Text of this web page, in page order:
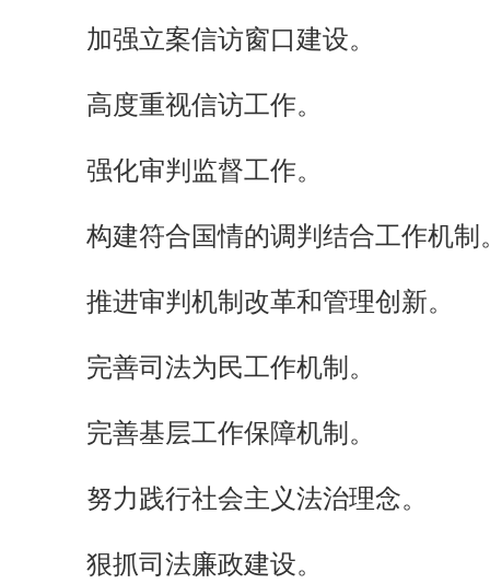
加强立案信访窗口建设。
高度重视信访工作。
强化审判监督工作。
构建符合国情的调判结合工作机制
推进审判机制改革和管理创新。
完善司法为民工作机制。
完善基层工作保障机制。
努力践行社会主义法治理念。
狠抓司法廉政建设。